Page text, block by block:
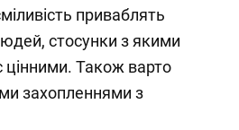
приваблять
стосунки з якими
цінними. Також варто
захопленнями з